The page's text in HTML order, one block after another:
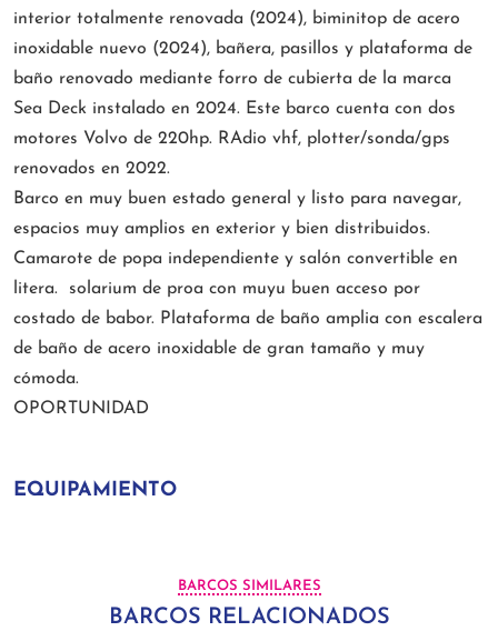
interior totalmente renovada (2024), biminitop de acero
inoxidable nuevo (2024), bañera, pasillos y plataforma de
baño renovado mediante forro de cubierta de la marca
Sea Deck instalado en 2024. Este barco cuenta con dos
motores Volvo de 220hp. RAdio vhf, plotter/sonda/gps
renovados en 2022.
Barco en muy buen estado general y listo para navegar,
espacios muy amplios en exterior y bien distribuidos.
Camarote de popa independiente y salón convertible en
litera. solarium de proa con muyu buen acceso por
costado de babor. Plataforma de baño amplia con escalera
de baño de acero inoxidable de gran tamaño y muy
cómoda.
OPORTUNIDAD
EQUIPAMIENTO
BARCOS SIMILARES
BARCOS RELACIONADOS